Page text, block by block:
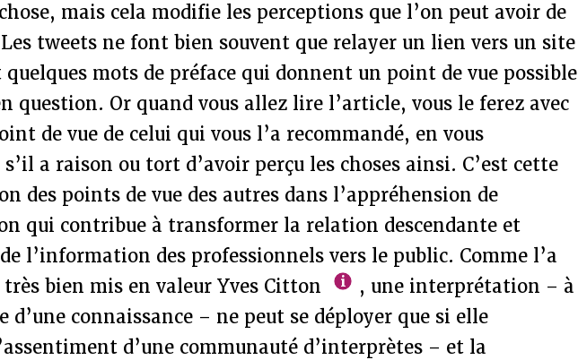
mais cela modifie les perceptions que l’on peut avoir de
tweets ne font bien souvent que relayer un lien vers un site
mots de préface qui donnent un point de vue possible
question. Or quand vous allez lire l’article, vous le ferez avec
de vue de celui qui vous l’a recommandé, en vous
a raison ou tort d’avoir perçu les choses ainsi. C’est cette
des points de vue des autres dans l’appréhension de
qui contribue à transformer la relation descendante et
l’information des professionnels vers le public. Comme l’a
bien mis en valeur Yves Citton
, une interprétation – à
d’une connaissance – ne peut se déployer que si elle
d’une communauté d’interprètes – et la